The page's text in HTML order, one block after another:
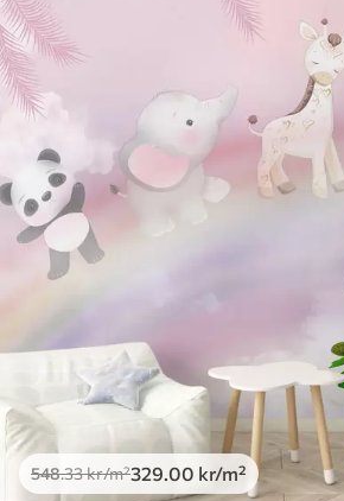
548.33kr/m²329.00 kr/m²